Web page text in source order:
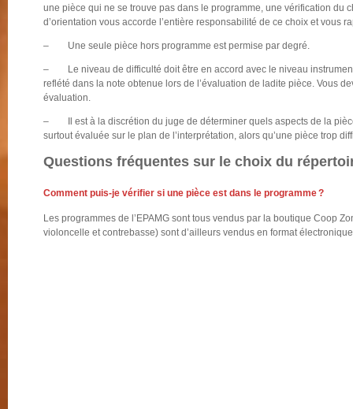
une pièce qui ne se trouve pas dans le programme, une vérification du
d’orientation vous accorde l’entière responsabilité de ce choix et vous
– Une seule pièce hors programme est permise par degré.
– Le niveau de difficulté doit être en accord avec le niveau
reflété dans la note obtenue lors de l’évaluation de ladite pièce. Vous
évaluation.
– Il est à la discrétion du juge de déterminer quels aspects de la
surtout évaluée sur le plan de l’interprétation, alors qu’une pièce trop
Questions fréquentes sur le choix du
Comment puis-je vérifier si une pièce est dans le programme ?
Les programmes de l’EPAMG sont tous vendus par la boutique Coop
violoncelle et contrebasse) sont d’ailleurs vendus en format